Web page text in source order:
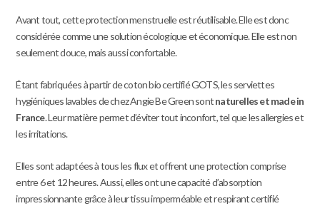
Avant tout, cette protection menstruelle est réutilisable. Elle est donc
considérée comme une solution écologique et économique. Elle est non
seulement douce, mais aussi confortable.
Étant fabriquées à partir de coton bio certifié GOTS, les serviettes
hygiéniques lavables de chez Angie Be Green sontnaturelles et made in
France. Leur matière permet d’éviter tout inconfort, tel que les allergies et
les irritations.
Elles sont adaptées à tous les flux et offrent une protection comprise
entre 6 et 12 heures. Aussi, elles ont une capacité d’absorption
impressionnante grâce à leur tissu imperméable et respirant certifié